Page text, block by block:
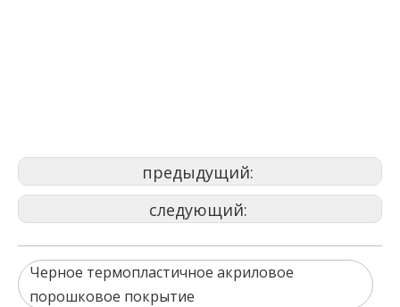
предыдущий:
следующий:
Черное термопластичное акриловое
порошковое покрытие